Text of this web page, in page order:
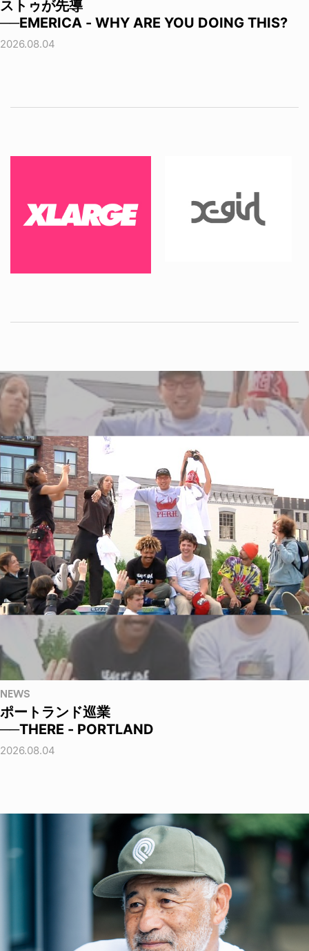
ストゥが先導
──EMERICA - WHY ARE YOU DOING THIS?
2026.08.04
NEWS
ポートランド巡業
──THERE - PORTLAND
2026.08.04